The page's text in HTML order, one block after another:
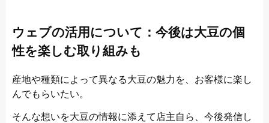
ウェブの活用について：今後は大豆の個
性を楽しむ取り組みも
産地や種類によって異なる大豆の魅力を、お客様に楽し
んでもらいたい。
そんな想いを大豆の情報に添えて店主自ら、今後発信し